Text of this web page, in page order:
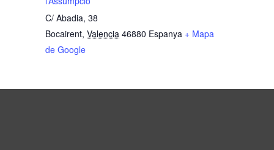
C/ Abadia, 38
Bocairent, Valencia 46880 Espanya + Mapa
de Google